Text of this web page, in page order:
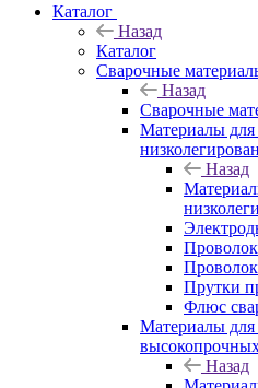
Каталог
Назад
Каталог
Сварочные
Назад
Сварочные
Материалы для
Назад
Прутки
Флюс
Материалы для
Назад